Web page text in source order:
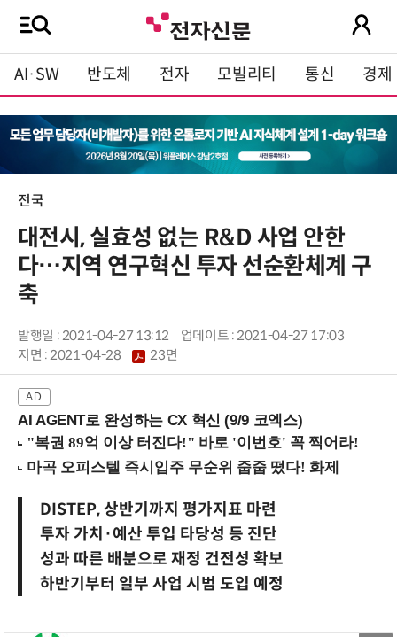
AI·SW 반도체 전자 모빌리티 통신 경제
전국
대전시, 실효성 없는 R&D 사업 안한
다…지역 연구혁신 투자 선순환체계 구
축
발행일 : 2021-04-27 13:12
업데이트 : 2021-04-27 17:03
지면 :2021-04-28 23면
AI AGENT로 완성하는 CX 혁신 (9/9 코엑스)
DISTEP, 상반기까지 평가지표 마련
투자 가치·예산 투입 타당성 등 진단
성과 따른 배분으로 재정 건전성 확보
하반기부터 일부 사업 시범 도입 예정